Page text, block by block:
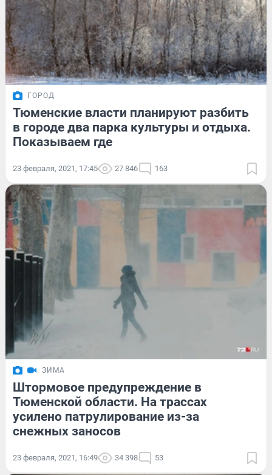
ГОРОД
Тюменские власти планируют разбить
в городе два парка культуры и отдыха.
Показываем где
23 февраля, 2021, 17:45 27 846 163
ЗИМА
Штормовое предупреждение в
Тюменской области. На трассах
усилено патрулирование из-за
снежных заносов
23 февраля, 2021, 16:49 34 398 53